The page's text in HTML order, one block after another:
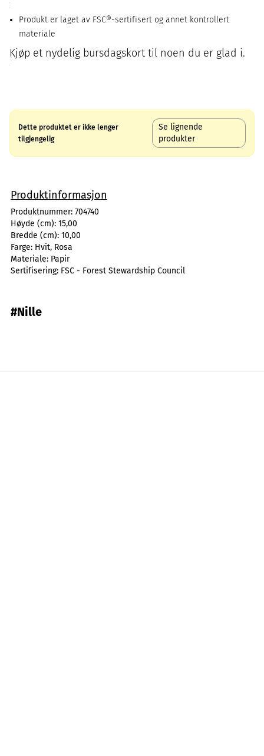
Produkt er laget av FSC®-sertifisert og annet kontrollert
materiale
Kjøp et nydelig bursdagskort til noen du er glad i.
Dette produktet er ikke lenger
tilgjengelig
Se lignende
produkter
Produktinformasjon
Produktnummer: 704740
Høyde (cm): 15,00
Bredde (cm): 10,00
Farge: Hvit, Rosa
Materiale: Papir
Sertifisering: FSC - Forest Stewardship Council
#Nille